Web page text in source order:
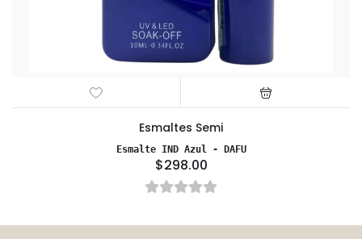
Esmaltes Semi
Esmalte IND Azul - DAFU
$298.00